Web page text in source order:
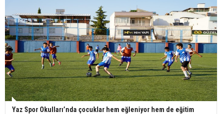
Yaz Spor Okulları’nda çocuklar hem eğleniyor hem de eğitim